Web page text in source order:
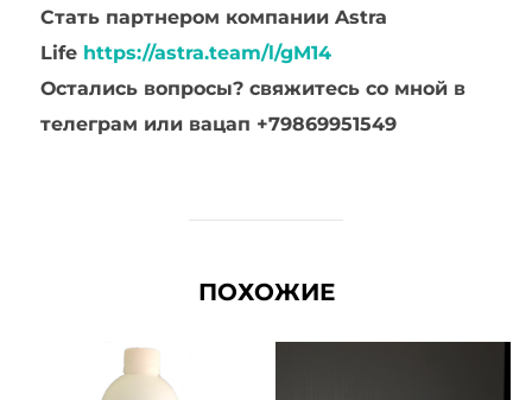
Стать партнером компании Astra
Life https://astra.team/l/gM14
Остались вопросы? свяжитесь со мной в
телеграм или вацап +79869951549
ПОХОЖИЕ